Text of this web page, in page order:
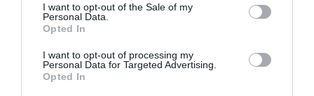
I want to opt-out of the Sale of my
Personal Data.
Opted In
I want to opt-out of processing my
Personal Data for Targeted Advertising.
Opted In